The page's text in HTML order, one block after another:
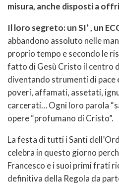
misura, anche disposti a
Il loro segreto: un SI’ , un
abbandono assoluto nelle
proprio tempo e secondo le
fatto di Gesù Cristo il centro
diventando strumenti di pace
poveri, affamati, assetati,
carcerati… Ogni loro parola
opere “profumano di Cristo”.
La festa di tutti i Santi
celebra in questo giorno
Francesco e i suoi primi frati
definitiva della Regola da